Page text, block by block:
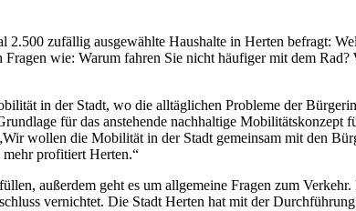
zufällig ausgewählte Haushalte in Herten befragt:
wie: Warum fahren Sie nicht häufiger mit dem Rad?
in der Stadt, wo die alltäglichen Probleme der
für das anstehende nachhaltige
wollen die Mobilität in der Stadt gemeinsam mit den
mehr profitiert Herten.“
außerdem geht es um allgemeine Fragen zum
vernichtet. Die Stadt Herten hat mit der